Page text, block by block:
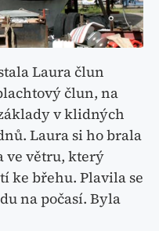
Laura člun
člun, na
v klidných
Laura si ho brala
ve větru, který
ke břehu. Plavila se
na počasí. Byla